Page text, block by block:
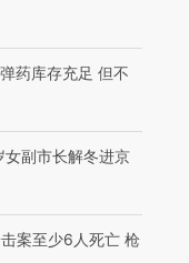
药库存充足 但不
女副市长解冬进京
案至少6人死亡 枪